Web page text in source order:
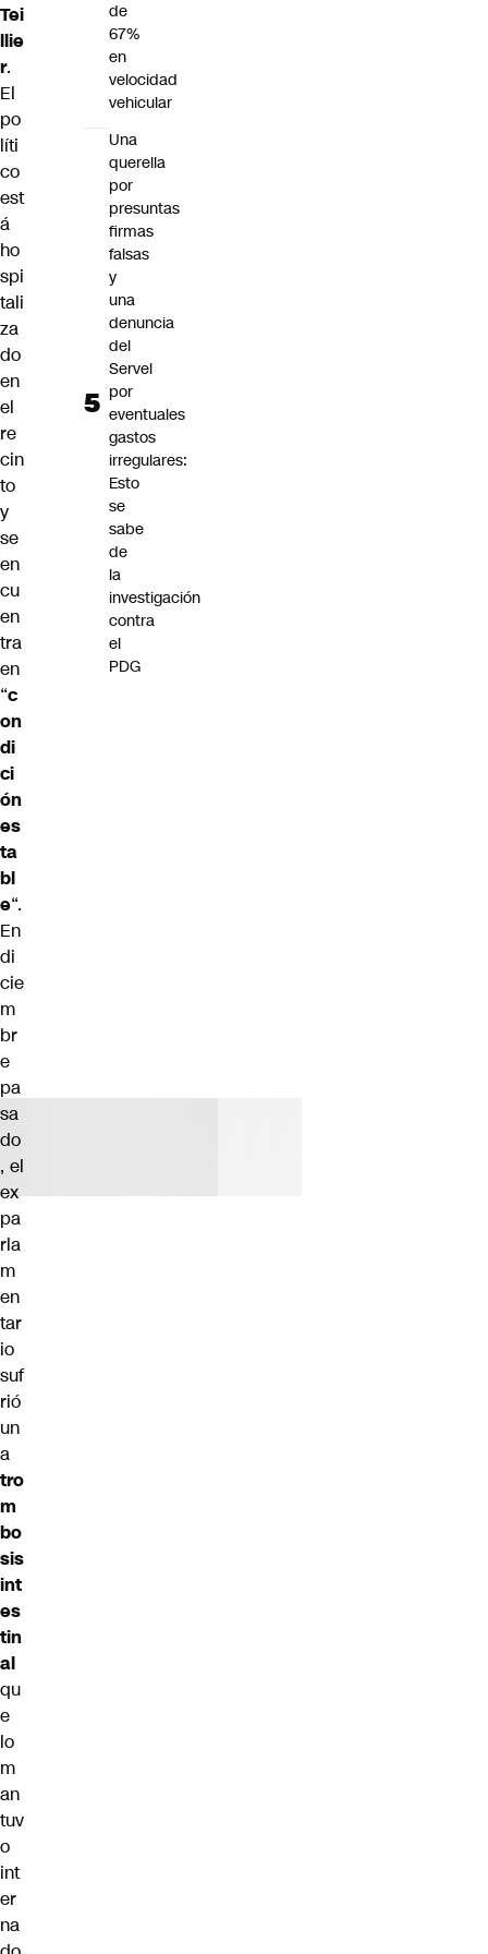
Tei
llie
r.
El
po
líti
co
est
á
ho
spi
tali
za
do
en
el
re
cin
to
y
se
en
cu
en
tra
en
“c
on
di
ci
ón
es
ta
bl
e“.
En
di
cie
m
br
e
pa
sa
do
, el
ex
pa
rla
m
en
tar
io
suf
rió
un
a
tro
m
bo
sis
int
es
tin
al
qu
e
lo
m
an
tuv
o
int
er
na
de
67%
en
velocidad
vehicular
Una
querella
por
presuntas
firmas
falsas
y
una
denuncia
del
Servel
por
eventuales
gastos
irregulares:
Esto
se
sabe
de
la
investigación
contra
el
PDG